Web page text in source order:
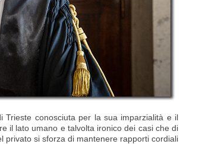
Trieste conosciuta per la sua imparzialità e il
il lato umano e talvolta ironico dei casi che di
privato si sforza di mantenere rapporti cordiali